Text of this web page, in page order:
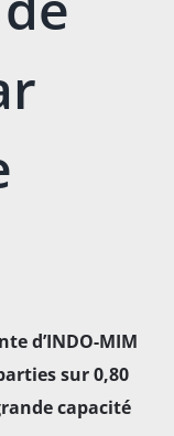
d’INDO-MIM
sur 0,80
capacité